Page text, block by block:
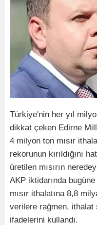
Türkiye'nin her yıl
dikkat çeken Edirne
4 milyon ton mısır
rekorunun kırıldığını
üretilen mısırın
AKP iktidarında
mısır ithalatına 8,8
verilere rağmen, ithalat
ifadelerini kullandı.